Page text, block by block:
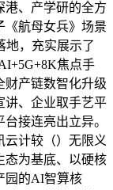
、产学研的全方
《航母女兵》场景
地，充实展示了
焦点手
财产链数智化升级
讲、企业取手艺平
接连亮出立异。
云计较（）无限义
态为基底、以硬核
园的AI智算核